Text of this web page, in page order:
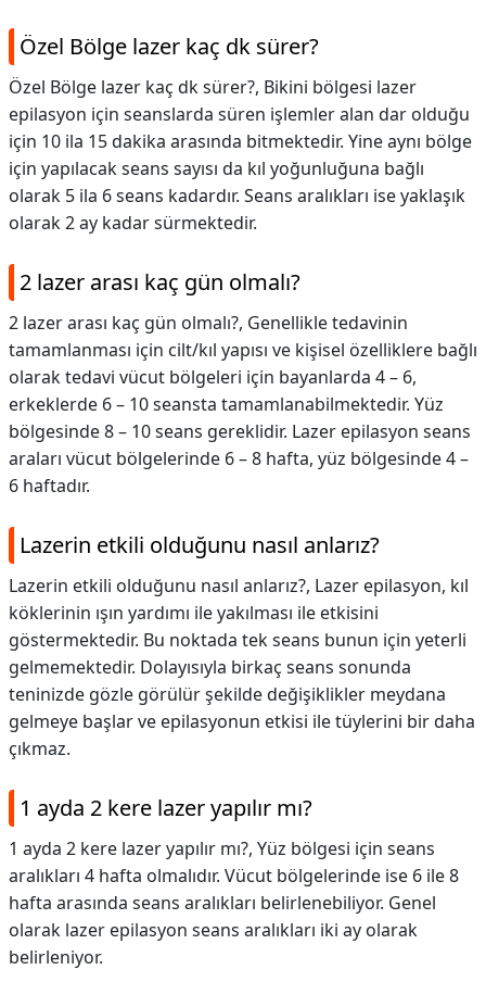
Özel Bölge lazer kaç dk sürer?
Özel Bölge lazer kaç dk sürer?, Bikini bölgesi lazer
epilasyon için seanslarda süren işlemler alan dar olduğu
için 10 ila 15 dakika arasında bitmektedir. Yine aynı bölge
için yapılacak seans sayısı da kıl yoğunluğuna bağlı
olarak 5 ila 6 seans kadardır. Seans aralıkları ise yaklaşık
olarak 2 ay kadar sürmektedir.
2 lazer arası kaç gün olmalı?
2 lazer arası kaç gün olmalı?, Genellikle tedavinin
tamamlanması için cilt/kıl yapısı ve kişisel özelliklere bağlı
olarak tedavi vücut bölgeleri için bayanlarda 4 – 6,
erkeklerde 6 – 10 seansta tamamlanabilmektedir. Yüz
bölgesinde 8 – 10 seans gereklidir. Lazer epilasyon seans
araları vücut bölgelerinde 6 – 8 hafta, yüz bölgesinde 4 –
6 haftadır.
Lazerin etkili olduğunu nasıl anlarız?
Lazerin etkili olduğunu nasıl anlarız?, Lazer epilasyon, kıl
köklerinin ışın yardımı ile yakılması ile etkisini
göstermektedir. Bu noktada tek seans bunun için yeterli
gelmemektedir. Dolayısıyla birkaç seans sonunda
teninizde gözle görülür şekilde değişiklikler meydana
gelmeye başlar ve epilasyonun etkisi ile tüylerini bir daha
çıkmaz.
1 ayda 2 kere lazer yapılır mı?
1 ayda 2 kere lazer yapılır mı?, Yüz bölgesi için seans
aralıkları 4 hafta olmalıdır. Vücut bölgelerinde ise 6 ile 8
hafta arasında seans aralıkları belirlenebiliyor. Genel
olarak lazer epilasyon seans aralıkları iki ay olarak
belirleniyor.